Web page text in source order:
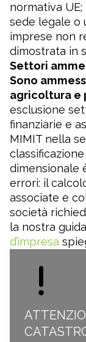
normativa UE;
sede legale o
imprese non
dimostrata in
Settori
Sono
agricoltura e
esclusione
finanziarie e
MIMIT nella
classificazione
dimensionale
errori: il
associate e
società
la nostra
d’impresa